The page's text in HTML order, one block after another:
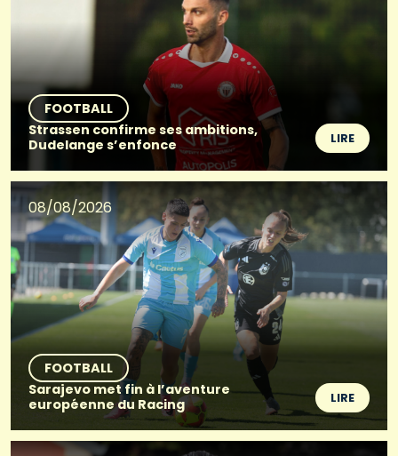
FOOTBALL
Strassen confirme ses ambitions,
Dudelange s’enfonce
LIRE
08/08/2026
FOOTBALL
Sarajevo met fin à l’aventure
européenne du Racing
LIRE